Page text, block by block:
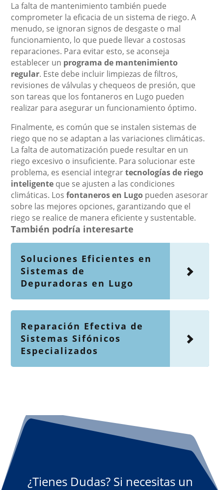
La falta de mantenimiento también puede
comprometer la eficacia de un sistema de riego. A
menudo, se ignoran signos de desgaste o mal
funcionamiento, lo que puede llevar a costosas
reparaciones. Para evitar esto, se aconseja
establecer un programa de mantenimiento
regular. Este debe incluir limpiezas de filtros,
revisiones de válvulas y chequeos de presión, que
son tareas que los fontaneros en Lugo pueden
realizar para asegurar un funcionamiento óptimo.
Finalmente, es común que se instalen sistemas de
riego que no se adaptan a las variaciones climáticas.
La falta de automatización puede resultar en un
riego excesivo o insuficiente. Para solucionar este
problema, es esencial integrartecnologías de riego
inteligente que se ajusten a las condiciones
climáticas. Losfontaneros en Lugo pueden asesorar
sobre las mejores opciones, garantizando que el
riego se realice de manera eficiente y sustentable.
También podría interesarte
Soluciones Eficientes en
Sistemas de
Depuradoras en Lugo
Reparación Efectiva de
Sistemas Sifónicos
Especializados
¿Tienes Dudas? Si necesitas un